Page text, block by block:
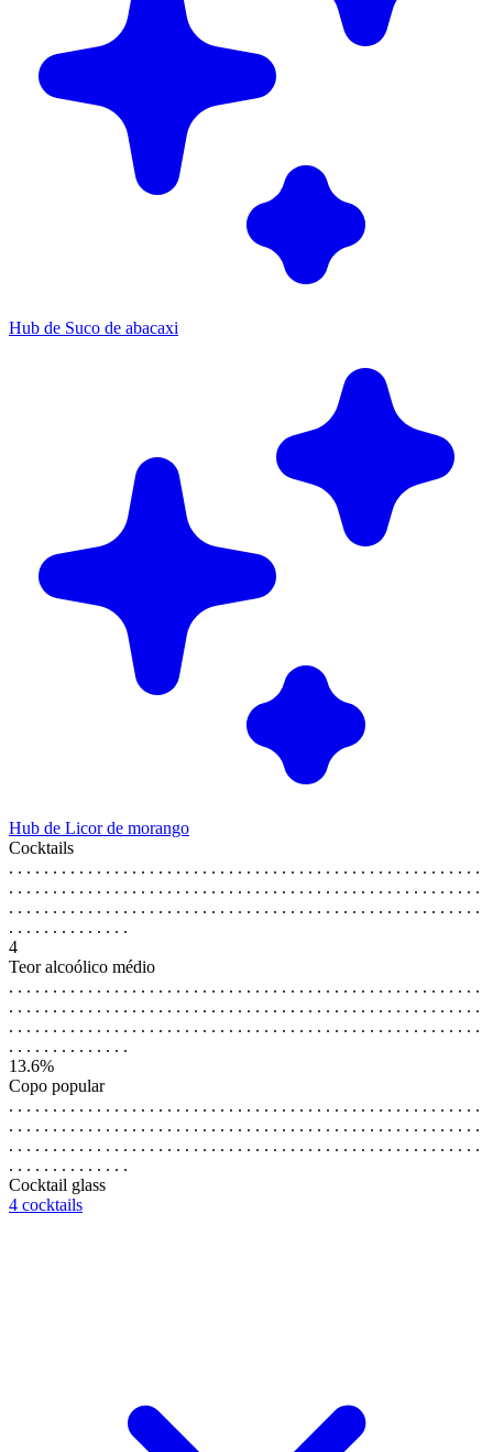
Hub de Suco de abacaxi
Hub de Licor de morango
Cocktails
. . . . . . . . . . . . . . . . . . . . . . . . . . . . . . . . . . . . . . . . . . . . . . . . . . . . . .
. . . . . . . . . . . . . . . . . . . . . . . . . . . . . . . . . . . . . . . . . . . . . . . . . . . . . .
. . . . . . . . . . . . . . . . . . . . . . . . . . . . . . . . . . . . . . . . . . . . . . . . . . . . . .
. . . . . . . . . . . . . .
4
Teor alcoólico médio
. . . . . . . . . . . . . . . . . . . . . . . . . . . . . . . . . . . . . . . . . . . . . . . . . . . . . .
. . . . . . . . . . . . . . . . . . . . . . . . . . . . . . . . . . . . . . . . . . . . . . . . . . . . . .
. . . . . . . . . . . . . . . . . . . . . . . . . . . . . . . . . . . . . . . . . . . . . . . . . . . . . .
. . . . . . . . . . . . . .
13.6%
Copo popular
. . . . . . . . . . . . . . . . . . . . . . . . . . . . . . . . . . . . . . . . . . . . . . . . . . . . . .
. . . . . . . . . . . . . . . . . . . . . . . . . . . . . . . . . . . . . . . . . . . . . . . . . . . . . .
. . . . . . . . . . . . . . . . . . . . . . . . . . . . . . . . . . . . . . . . . . . . . . . . . . . . . .
. . . . . . . . . . . . . .
Cocktail glass
4 cocktails